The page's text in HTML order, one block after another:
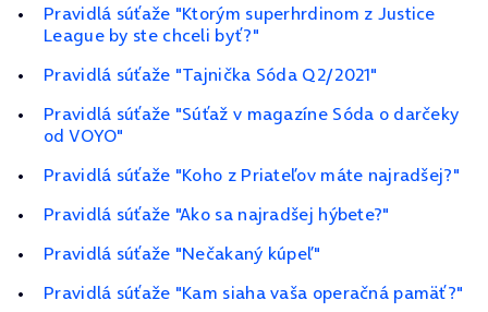
Pravidlá súťaže "Ktorým superhrdinom z Justice
League by ste chceli byť?"
Pravidlá súťaže "Tajnička Sóda Q2/2021"
Pravidlá súťaže "Súťaž v magazíne Sóda o darčeky
od VOYO"
Pravidlá súťaže "Koho z Priateľov máte najradšej?"
Pravidlá súťaže "Ako sa najradšej hýbete?"
Pravidlá súťaže "Nečakaný kúpeľ"
Pravidlá súťaže "Kam siaha vaša operačná pamäť?"